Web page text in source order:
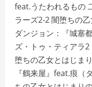
feat.うたわれるもの
ラーズ2-2 闇堕ちの
ダンジョン：『城塞
ズ・トゥ・ティアラ
堕ちの乙女とはじま
『鶴来屋』feat.痕（